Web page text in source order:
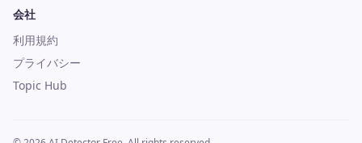
会社
利用規約
プライバシー
Topic Hub